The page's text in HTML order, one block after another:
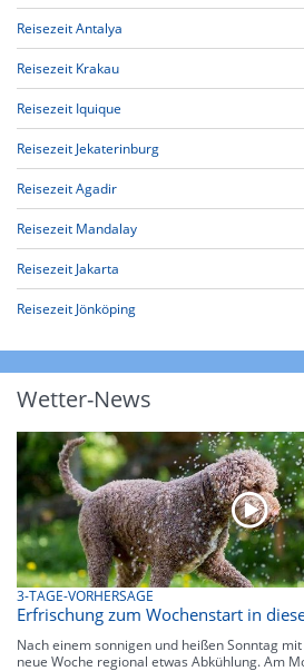
Reisezeit Antalya
Reisezeit Krakau
Reisezeit Iquique
Reisezeit Jekaterinburg
Reisezeit Agadir
Reisezeit Mandalay
Reisezeit Jakarta
Reisezeit Jönköping
Wetter-News
3-TAGE-VORHERSAGE
Erfrischung zum Wochenstart in
Nach einem sonnigen und heißen Sonntag
neue Woche regional etwas Abkühlung. Am